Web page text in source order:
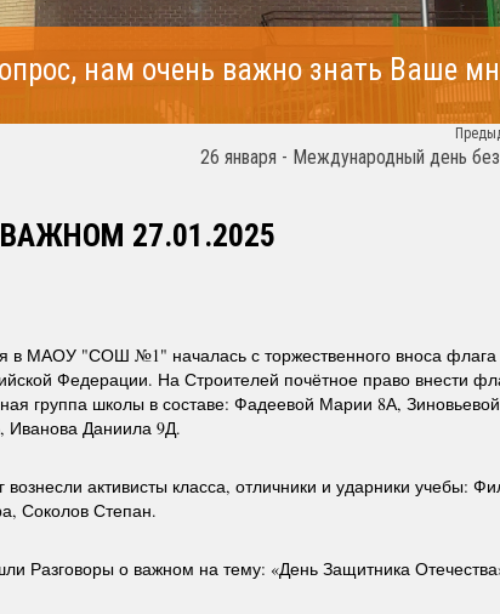
нам очень важно знать Ваше
26 января - Международный день
27.01.2025
в МАОУ "СОШ №1" началась с торжественного вноса флага
Федерации. На Строителей почётное право внести
группа школы в составе: Фадеевой Марии 8А,
Иванова Даниила 9Д.
активисты класса, отличники и ударники учебы:
Соколов Степан.
Разговоры о важном на тему: «День Защитника